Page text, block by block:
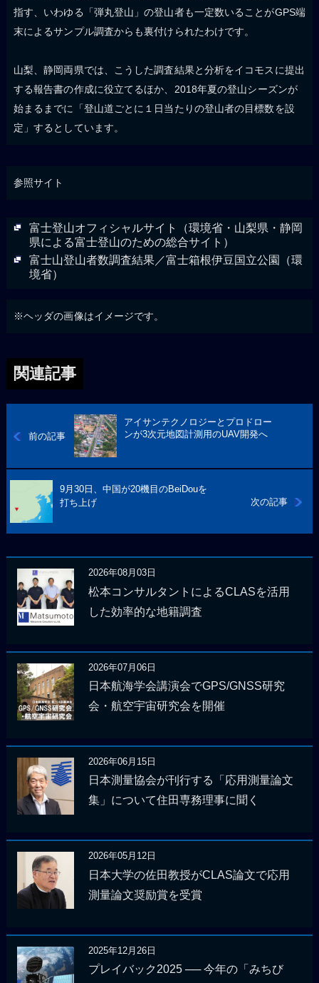
指す、いわゆる「弾丸登山」の登山者も一定数いることがGPS端
末によるサンプル調査からも裏付けられたわけです。
山梨、静岡両県では、こうした調査結果と分析をイコモスに提出
する報告書の作成に役立てるほか、2018年夏の登山シーズンが
始まるまでに「登山道ごとに１日当たりの登山者の目標数を設
定」するとしています。
参照サイト
富士登山オフィシャルサイト（環境省・山梨県・静岡
県による富士登山のための総合サイト）
富士山登山者数調査結果／富士箱根伊豆国立公園（環
境省）
※ヘッダの画像はイメージです。
関連記事
前の記事
アイサンテクノロジーとプロドロー
ンが3次元地図計測用のUAV開発へ
次の記事
9月30日、中国が20機目のBeiDouを
打ち上げ
2026年08月03日
松本コンサルタントによるCLASを活用
した効率的な地籍調査
2026年07月06日
日本航海学会講演会でGPS/GNSS研究
会・航空宇宙研究会を開催
2026年06月15日
日本測量協会が刊行する「応用測量論文
集」について住田専務理事に聞く
2026年05月12日
日本大学の佐田教授がCLAS論文で応用
測量論文奨励賞を受賞
2025年12月26日
プレイバック2025 ── 今年の「みちび